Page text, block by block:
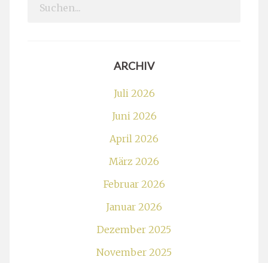
ARCHIV
Juli 2026
Juni 2026
April 2026
März 2026
Februar 2026
Januar 2026
Dezember 2025
November 2025